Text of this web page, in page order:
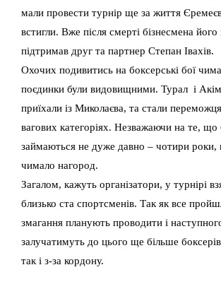
мали провести турнір ще за життя
встигли. Вже після смерті бізнесмена його
підтримав друг та партнер Степан Івахів.
Охочих подивитись на боксерські бої
поєдинки були видовищними. Турал і Акім
приїхали із Миколаєва, та стали
вагових категоріях. Незважаючи на те, що
займаються не дуже давно – чотири
чимало нагород.
Загалом, кажуть організатори, у турнірі
близько ста спортсменів. Так як все
змагання планують проводити і
залучатимуть до цього ще більше
так і з-за кордону.